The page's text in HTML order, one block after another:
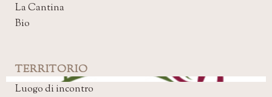
La Cantina
Bio
TERRITORIO
Luogo di incontro